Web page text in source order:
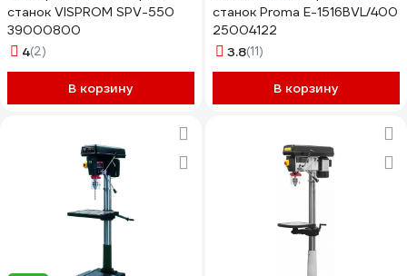
станок VISPROM SPV-550
39000800
4(2)
В корзину
станок Proma Е-1516BVL/400
25004122
3.8(11)
В корзину